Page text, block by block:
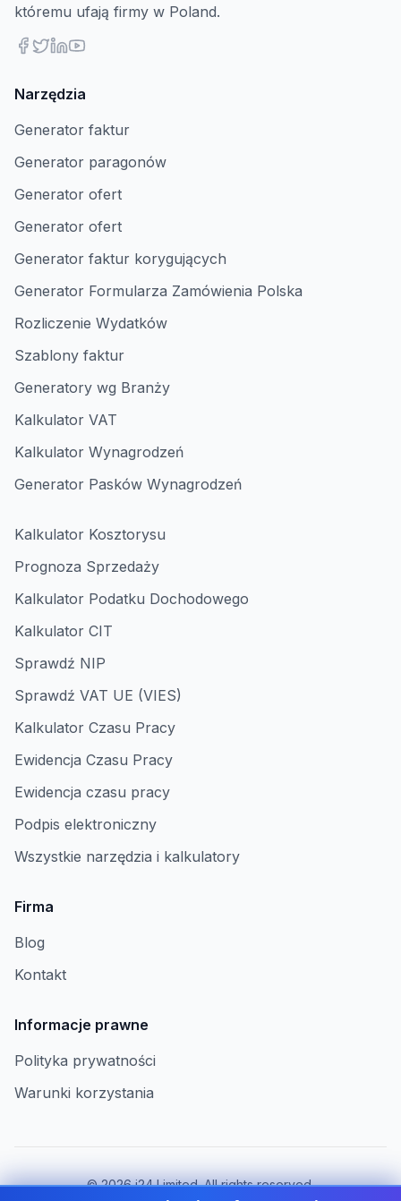
któremu ufają firmy w Poland.
Narzędzia
Generator faktur
Generator paragonów
Generator ofert
Generator ofert
Generator faktur korygujących
Generator Formularza Zamówienia Polska
Rozliczenie Wydatków
Szablony faktur
Generatory wg Branży
Kalkulator VAT
Kalkulator Wynagrodzeń
Generator Pasków Wynagrodzeń
Kalkulator Kosztorysu
Prognoza Sprzedaży
Kalkulator Podatku Dochodowego
Kalkulator CIT
Sprawdź NIP
Sprawdź VAT UE (VIES)
Kalkulator Czasu Pracy
Ewidencja Czasu Pracy
Ewidencja czasu pracy
Podpis elektroniczny
Wszystkie narzędzia i kalkulatory
Firma
Blog
Kontakt
Informacje prawne
Polityka prywatności
Warunki korzystania
©2026i24 Limited. All rights reserved.